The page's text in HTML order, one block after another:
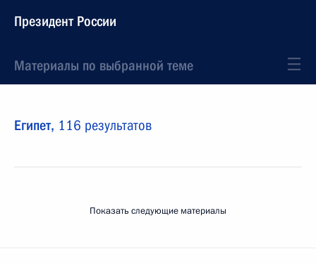
Президент России
Материалы по выбранной теме
Египет, 116 результатов
Показать следующие материалы